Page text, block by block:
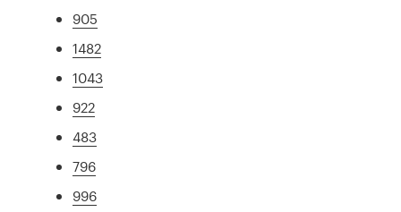
905
1482
1043
922
483
796
996